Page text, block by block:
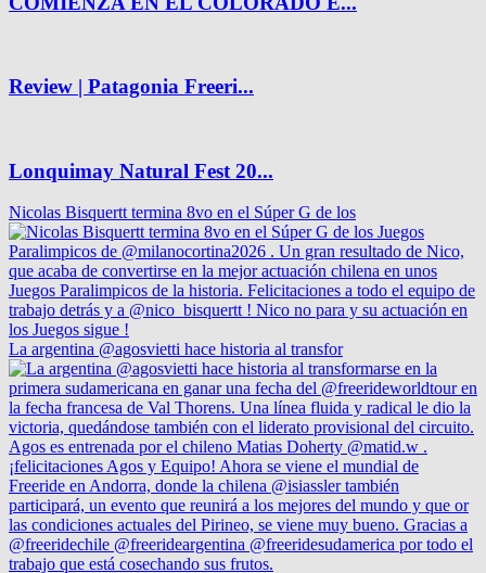
Review | Patagonia Freeri...
Lonquimay Natural Fest 20...
Nicolas Bisquertt termina 8vo en el Súper G de los
La argentina @agosvietti hace historia al transfor